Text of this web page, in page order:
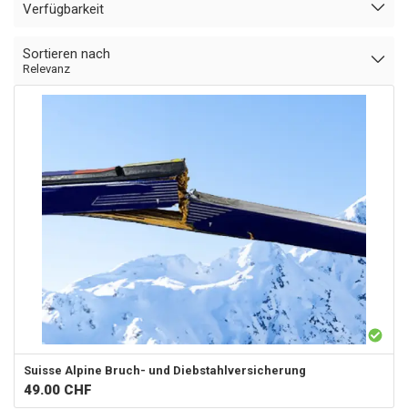
Verfügbarkeit
Sortieren nach
Relevanz
Suisse Alpine Bruch- und Diebstahlversicherung
49.00 CHF